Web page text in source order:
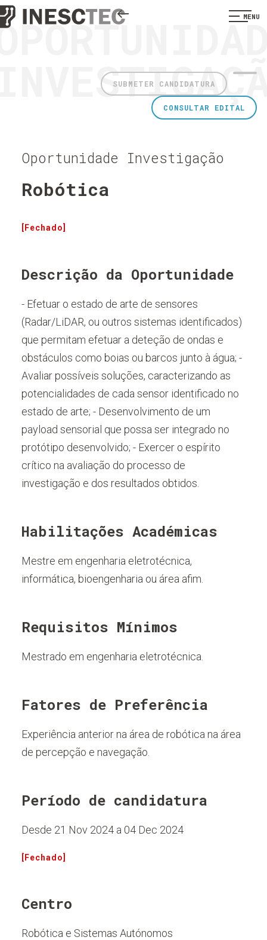
MENU
SUBMETER CANDIDATURA
CONSULTAR EDITAL
Oportunidade Investigação
Robótica
[Fechado]
Descrição da Oportunidade
- Efetuar o estado de arte de sensores
(Radar/LiDAR, ou outros sistemas identificados)
que permitam efetuar a deteção de ondas e
obstáculos como boias ou barcos junto à água; -
Avaliar possíveis soluções, caracterizando as
potencialidades de cada sensor identificado no
estado de arte; - Desenvolvimento de um
payload sensorial que possa ser integrado no
protótipo desenvolvido; - Exercer o espírito
crítico na avaliação do processo de
investigação e dos resultados obtidos.
Habilitações Académicas
Mestre em engenharia eletrotécnica,
informática, bioengenharia ou área afim.
Requisitos Mínimos
Mestrado em engenharia eletrotécnica.
Fatores de Preferência
Experiência anterior na área de robótica na área
de percepção e navegação.
Período de candidatura
Desde 21 Nov 2024 a 04 Dec 2024
[Fechado]
Centro
Robótica e Sistemas Autónomos